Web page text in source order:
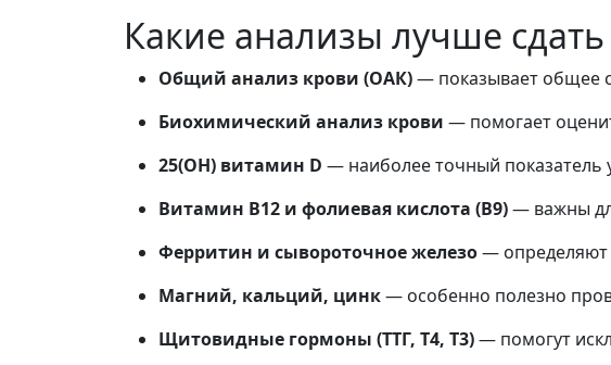
Какие анализы лучше сдать
Общий анализ крови (ОАК)— показывает общее
Биохимический анализ крови — помогает
25(OH) витамин D — наиболее точный показатель
Витамин B12 и фолиевая кислота (B9)— важны
Ферритин и сывороточное железо— определяют
Магний, кальций, цинк— особенно полезно
Щитовидные гормоны (ТТГ, T4, T3)— помогут